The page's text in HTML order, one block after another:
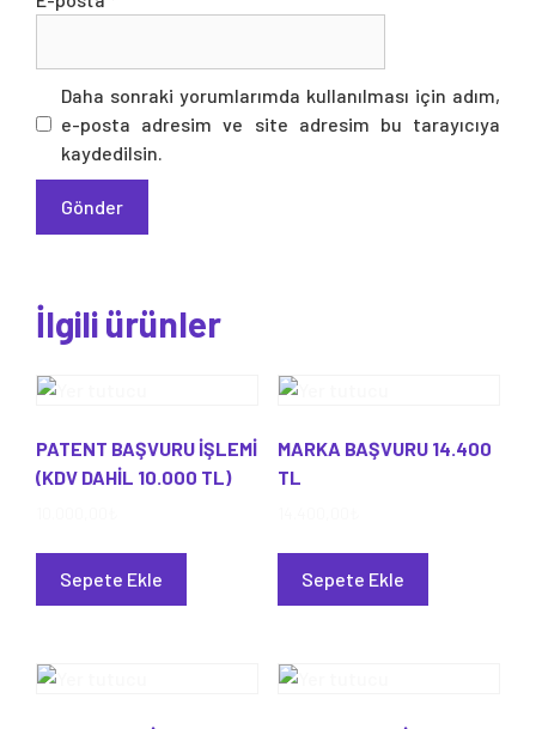
Daha sonraki yorumlarımda kullanılması için adım,
e-posta adresim ve site adresim bu tarayıcıya
kaydedilsin.
İlgili ürünler
PATENT BAŞVURU İŞLEMİ
(KDV DAHİL 10.000 TL)
Sepete Ekle
MARKA BAŞVURU 14.400
TL
Sepete Ekle